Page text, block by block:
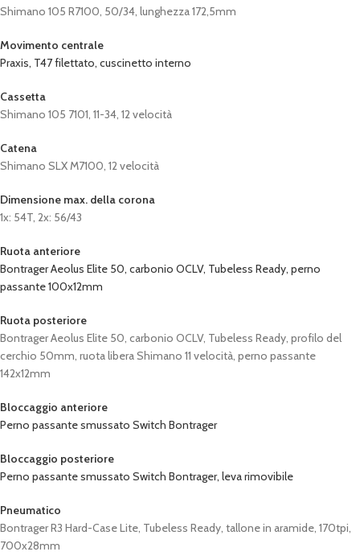
Shimano 105 R7100, 50/34, lunghezza 172,5mm
Movimento centrale
Praxis, T47 filettato, cuscinetto interno
Cassetta
Shimano 105 7101, 11-34, 12 velocità
Catena
Shimano SLX M7100, 12 velocità
Dimensione max. della corona
1x: 54T, 2x: 56/43
Ruota anteriore
Bontrager Aeolus Elite 50, carbonio OCLV, Tubeless Ready, perno
passante 100x12mm
Ruota posteriore
Bontrager Aeolus Elite 50, carbonio OCLV, Tubeless Ready, profilo del
cerchio 50mm, ruota libera Shimano 11 velocità, perno passante
142x12mm
Bloccaggio anteriore
Perno passante smussato Switch Bontrager
Bloccaggio posteriore
Perno passante smussato Switch Bontrager, leva rimovibile
Pneumatico
Bontrager R3 Hard-Case Lite, Tubeless Ready, tallone in aramide, 170tpi,
700x28mm